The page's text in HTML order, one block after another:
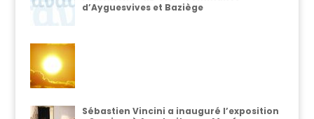
d’Ayguesvives et Baziège
Sébastien Vincini a inauguré l’exposition